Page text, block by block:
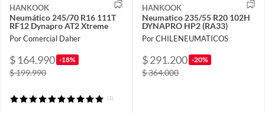
HANKOOK
Neumático 245/70 R16 111T
RF12 Dynapro AT2 Xtreme
Por Comercial Daher
$ 164.990 -18%
$ 199.990
(1)
HANKOOK
Neumatico 235/55 R20 102H
DYNAPRO HP2 (RA33)
Por CHILENEUMATICOS
$ 291.200 -20%
$ 364.000